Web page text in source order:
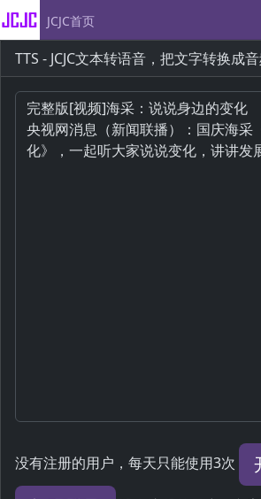
JCJC首页
TTS - JCJC文本转语音，把文字转换成
没有注册的用户，每天只能使用3次